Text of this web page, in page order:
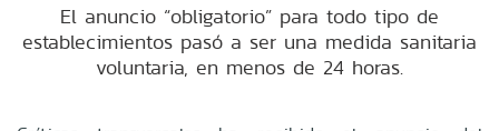
El anuncio “obligatorio” para todo tipo de
establecimientos pasó a ser una medida sanitaria
voluntaria, en menos de 24 horas.